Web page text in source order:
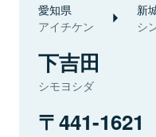
愛知県
アイチケン
新
シ
下吉田
シモヨシダ
441-1621